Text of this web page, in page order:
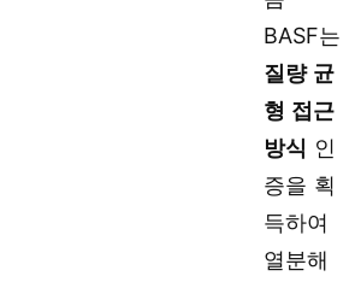
BASF는
질량 균
형 접근
방식 인
증을 획
득하여
열분해